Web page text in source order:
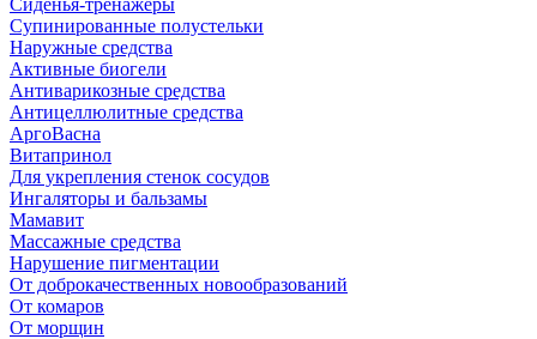
Супинированные полустельки
Наружные средства
Активные биогели
Антиварикозные средства
Антицеллюлитные средства
АргоВасна
Витапринол
Для укрепления стенок сосудов
Ингаляторы и бальзамы
Мамавит
Массажные средства
Нарушение пигментации
От доброкачественных новообразований
От комаров
От морщин